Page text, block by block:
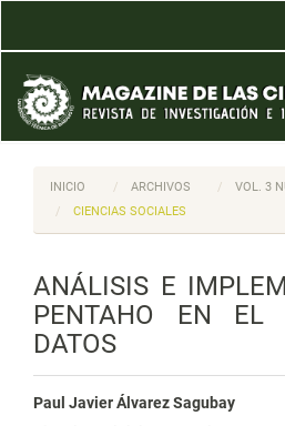
Contenido
principal
Barra
lateral
INICIO ARCHIVOS
VOL. 3
CIENCIAS SOCIALES
ANÁLISIS E
PENTAHO EN EL
DATOS
Paul Javier Álvarez Sagubay